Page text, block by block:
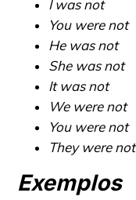
I was not
You were not
He was not
She was not
It was not
We were not
You were not
They were not
Exemplos